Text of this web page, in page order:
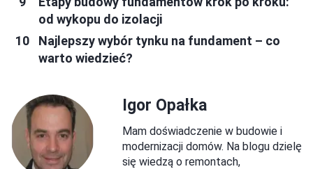
od wykopu do izolacji
Najlepszy wybór tynku na fundament – co
warto wiedzieć?
Igor Opałka
Mam doświadczenie w budowie i
modernizacji domów. Na blogu dzielę
się wiedzą o remontach,